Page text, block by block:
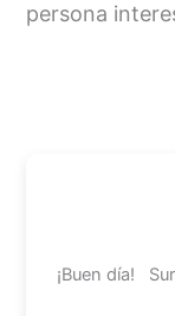
persona
¡Buen día!